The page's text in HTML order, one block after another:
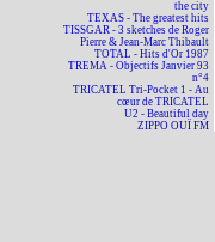
the city
TEXAS - The greatest hits
TISSGAR - 3 sketches de Roger
Pierre & Jean-Marc Thibault
TOTAL - Hits d'Or 1987
TREMA - Objectifs Janvier 93
n°4
TRICATEL Tri-Pocket 1 - Au
cœur de TRICATEL
U2 - Beautiful day
ZIPPO OUÏ FM